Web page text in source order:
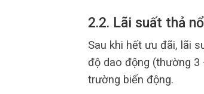
2.2. Lãi suất thả
Sau khi hết ưu đãi, lãi
độ dao động (thường 3
trường biến động.